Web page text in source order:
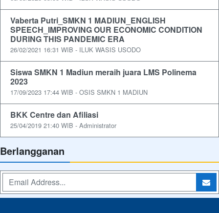
Vaberta Putri_SMKN 1 MADIUN_ENGLISH
SPEECH_IMPROVING OUR ECONOMIC CONDITION
DURING THIS PANDEMIC ERA
26/02/2021 16:31 WIB - ILUK WASIS USODO
Siswa SMKN 1 Madiun meraih juara LMS Polinema
2023
17/09/2023 17:44 WIB - OSIS SMKN 1 MADIUN
BKK Centre dan Afiliasi
25/04/2019 21:40 WIB - Administrator
Berlangganan